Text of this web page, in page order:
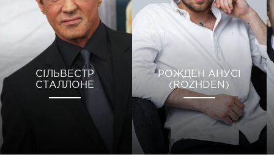
СІЛЬВЕСТР
СТАЛЛОНЕ
РОЖДЕН АНУСІ
(ROZHDEN)